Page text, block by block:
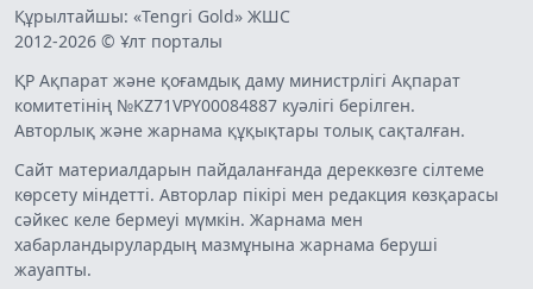
Құрылтайшы: «Tengri Gold» ЖШС
2012-2026 © Ұлт порталы
ҚР Ақпарат және қоғамдық даму министрлігі Ақпарат
комитетінің №KZ71VPY00084887 куәлігі берілген.
Авторлық және жарнама құқықтары толық сақталған.
Сайт материалдарын пайдаланғанда дереккөзге сілтеме
көрсету міндетті. Авторлар пікірі мен редакция көзқарасы
сәйкес келе бермеуі мүмкін. Жарнама мен
хабарландырулардың мазмұнына жарнама беруші
жауапты.